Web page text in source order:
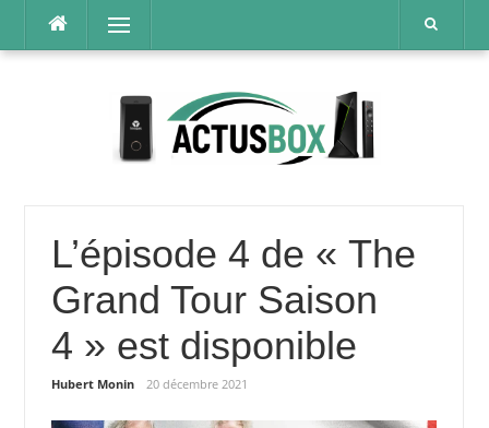
contenu
Menu
L’épisode 4 de « The
Grand Tour Saison
4 » est disponible
Hubert Monin 20 décembre 2021